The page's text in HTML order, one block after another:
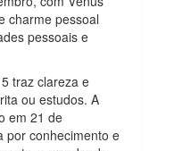
charme pessoal
pessoais e
traz clareza e
ou estudos. A
em 21 de
por conhecimento e